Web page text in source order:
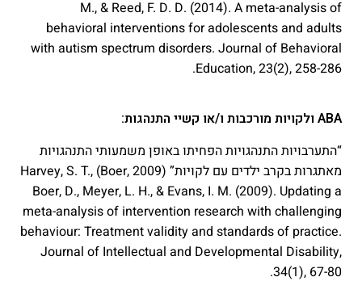
M., & Reed, F. D. D. (2014). A meta-analysis of
behavioral interventions for adolescents and adults
with autism spectrum disorders. Journal of Behavioral
Education, 23(2), 258-286.‏
ABA ולקויות מורכבות ו/או קשיי התנהגות:
“התערבויות התנהגויות הפחיתו באופן משמעותי התנהגויות
מאתגרות בקרב ילדים עם לקויות” (Boer, 2009) Harvey, S. T.,
Boer, D., Meyer, L. H., & Evans, I. M. (2009). Updating a
meta-analysis of intervention research with challenging
behaviour: Treatment validity and standards of practice.
Journal of Intellectual and Developmental Disability,
34(1), 67-80.‏